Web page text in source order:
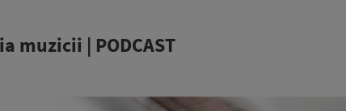
muzicii | PODCAST